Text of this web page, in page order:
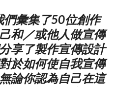
彙集了50位創作
和／或他人做宣傳
享了製作宣傳設計
於如何使自我宣傳
論你認為自己在這